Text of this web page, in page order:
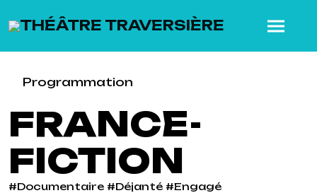
Programmation
FRANCE-
FICTION
#Documentaire #Déjanté #Engagé